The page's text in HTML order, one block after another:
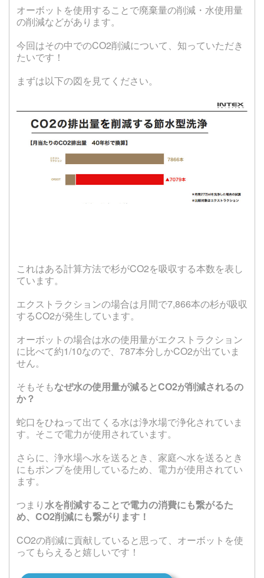
オーボットを使用することで廃棄量の削減・水使用量
の削減などがあります。
今回はその中でのCO2削減について、知っていただき
たいです！
まずは以下の図を見てください。
これはある計算方法で杉がCO2を吸収する本数を表し
ています。
エクストラクションの場合は月間で7,866本の杉が吸収
するCO2が発生しています。
オーボットの場合は水の使用量がエクストラクション
に比べて約1/10なので、787本分しかCO2が出ていま
せん。
そもそもなぜ水の使用量が減るとCO2が削減されるの
か？
蛇口をひねって出てくる水は浄水場で浄化されていま
す。そこで電力が使用されています。
さらに、浄水場へ水を送るとき、家庭へ水を送るとき
にもポンプを使用しているため、電力が使用されてい
ます。
つまり水を削減することで電力の消費にも繋がるた
め、CO2削減にも繋がります！
CO2の削減に貢献していると思って、オーボットを使
ってもらえると嬉しいです！